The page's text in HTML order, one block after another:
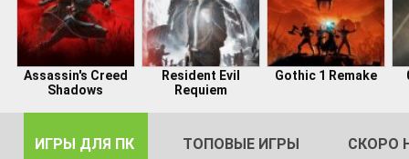
Assassin's Creed
Shadows
Resident Evil
Requiem
Gothic 1 Remake
ИГРЫ ДЛЯ ПК ТОПОВЫЕ ИГРЫ СКОРО